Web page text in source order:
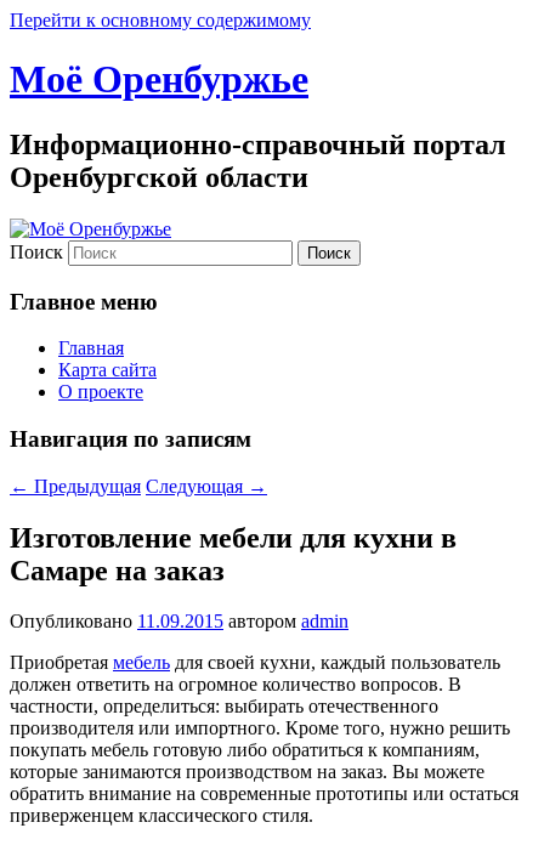
Перейти к основному содержимому
Моё Оренбуржье
Информационно-справочный портал
Оренбургской области
Поиск
Главное меню
Главная
Карта сайта
О проекте
Навигация по записям
← Предыдущая Следующая →
Изготовление мебели для кухни в
Самаре на заказ
Опубликовано 11.09.2015 автором admin
Приобретая мебель для своей кухни, каждый пользователь
должен ответить на огромное количество вопросов. В
частности, определиться: выбирать отечественного
производителя или импортного. Кроме того, нужно решить
покупать мебель готовую либо обратиться к компаниям,
которые занимаются производством на заказ. Вы можете
обратить внимание на современные прототипы или остаться
приверженцем классического стиля.